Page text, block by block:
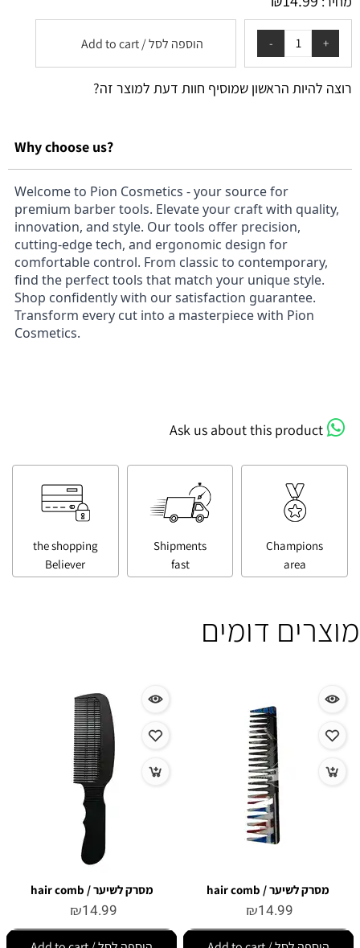
הוספה לסל / Add to cart
רוצה להיות הראשון שמוסיף חוות דעת למוצר זה?
Why choose us?
Welcome to Pion Cosmetics - your source for
premium barber tools. Elevate your craft with quality,
innovation, and style. Our tools offer precision,
cutting-edge tech, and ergonomic design for
comfortable control. From classic to contemporary,
find the perfect tools that match your unique style.
Shop confidently with our satisfaction guarantee.
Transform every cut into a masterpiece with Pion
Cosmetics.
Ask us about this product
Champions
area
Shipments
fast
the shopping
Believer
מוצרים דומים
מסרק לשיער / hair comb
₪14.99
מסרק לשיער / hair comb
₪14.99